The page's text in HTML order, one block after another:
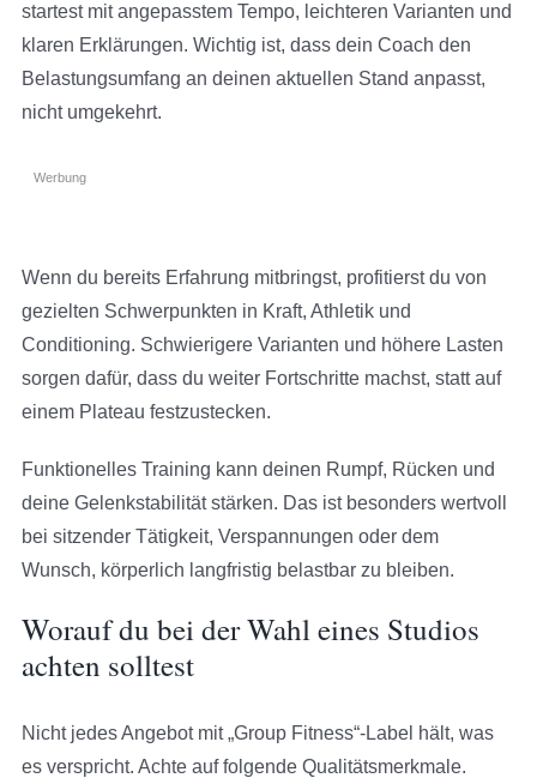
startest mit angepasstem Tempo, leichteren Varianten und
klaren Erklärungen. Wichtig ist, dass dein Coach den
Belastungsumfang an deinen aktuellen Stand anpasst,
nicht umgekehrt.
Werbung
Wenn du bereits Erfahrung mitbringst, profitierst du von
gezielten Schwerpunkten in Kraft, Athletik und
Conditioning. Schwierigere Varianten und höhere Lasten
sorgen dafür, dass du weiter Fortschritte machst, statt auf
einem Plateau festzustecken.
Funktionelles Training kann deinen Rumpf, Rücken und
deine Gelenkstabilität stärken. Das ist besonders wertvoll
bei sitzender Tätigkeit, Verspannungen oder dem
Wunsch, körperlich langfristig belastbar zu bleiben.
Worauf du bei der Wahl eines Studios
achten solltest
Nicht jedes Angebot mit „Group Fitness“-Label hält, was
es verspricht. Achte auf folgende Qualitätsmerkmale.